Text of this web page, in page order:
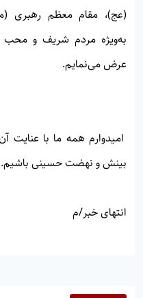
(عج)، مقام معظم رهبری
به‌ویژه مردم شریف و محب
عرض می‌نمایم.
امیدوارم همه ما با عنایت
بینش و نهضت حسینی باشیم.
انتهای خبر/م